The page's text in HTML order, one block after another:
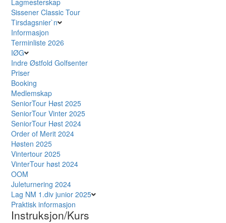
Sissener Classic Tour
Tirsdagsnier`n
Informasjon
Terminliste 2026
IØG
Indre Østfold Golfsenter
Priser
Booking
Medlemskap
SeniorTour Høst 2025
SeniorTour Vinter 2025
SeniorTour Høst 2024
Order of Merit 2024
Høsten 2025
Vintertour 2025
VinterTour høst 2024
OOM
Juleturnering 2024
Lag NM 1.div junior 2025
Praktisk informasjon
Instruksjon/Kurs